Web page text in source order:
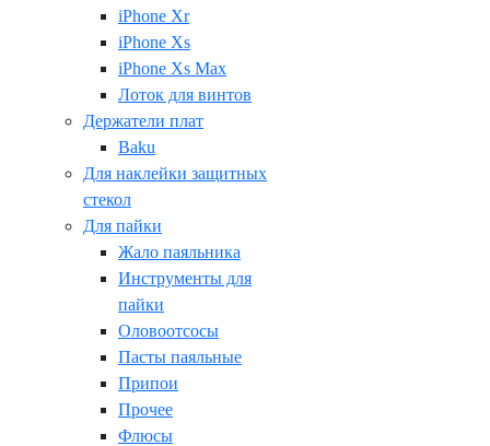
iPhone Xr
iPhone Xs
iPhone Xs Max
Лоток для винтов
Держатели плат
Baku
Для наклейки защитных
стекол
Для пайки
Жало паяльника
Инструменты для
пайки
Оловоотсосы
Пасты паяльные
Припои
Прочее
Флюсы